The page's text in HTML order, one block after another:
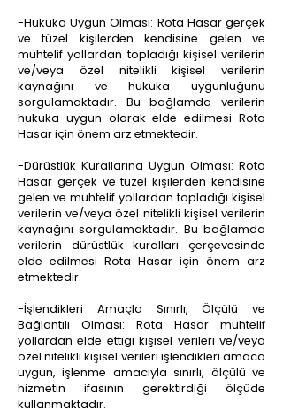
-Hukuka Uygun Olması: Rota Hasar gerçek
ve tüzel kişilerden kendisine gelen ve
muhtelif yollardan topladığı kişisel verilerin
ve/veya özel nitelikli kişisel verilerin
kaynağını ve hukuka uygunluğunu
sorgulamaktadır. Bu bağlamda verilerin
hukuka uygun olarak elde edilmesi Rota
Hasar için önem arz etmektedir.
-Dürüstlük Kurallarına Uygun Olması: Rota
Hasar gerçek ve tüzel kişilerden kendisine
gelen ve muhtelif yollardan topladığı kişisel
verilerin ve/veya özel nitelikli kişisel verilerin
kaynağını sorgulamaktadır. Bu bağlamda
verilerin dürüstlük kuralları çerçevesinde
elde edilmesi Rota Hasar için önem arz
etmektedir.
-İşlendikleri Amaçla Sınırlı, Ölçülü ve
Bağlantılı Olması: Rota Hasar muhtelif
yollardan elde ettiği kişisel verileri ve/veya
özel nitelikli kişisel verileri işlendikleri amaca
uygun, işlenme amacıyla sınırlı, ölçülü ve
hizmetin ifasının gerektirdiği ölçüde
kullanmaktadır.